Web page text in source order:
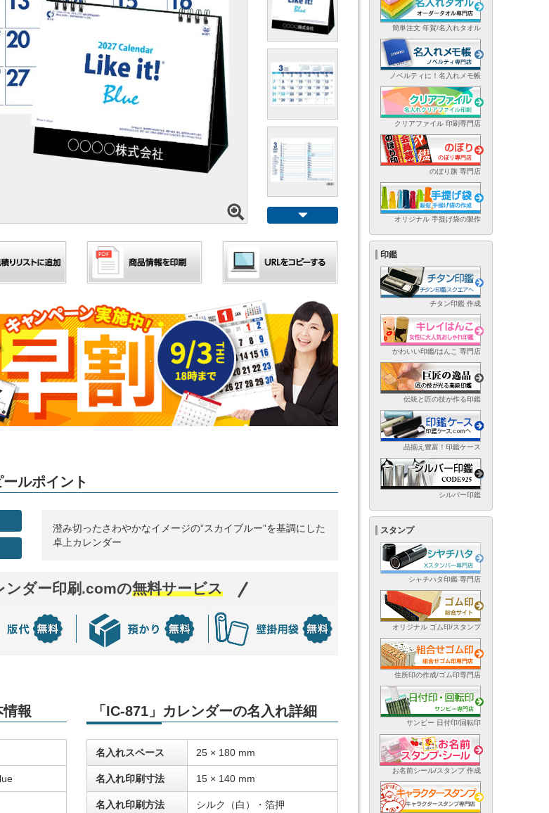
ルポイント
澄み切ったさわやかなイメージの”スカイブルー”を基調にした
卓上カレンダー
ンダー印刷.comの無料サービス
情報 「IC-871」カレンダーの名入れ詳細
名入れスペース 25 × 180 mm
名入れ印刷寸法 15 × 140 mm
名入れ印刷方法 シルク（白）・箔押
簡単注文 年賀/名入れタオル
ノベルティに！名入れメモ帳
クリアファイル 印刷専門店
のぼり旗 専門店
オリジナル 手提げ袋の製作
印鑑
チタン印鑑 作成
かわいい印鑑/はんこ 専門店
伝統と匠の技が作る印鑑
品揃え豊富！印鑑ケース
シルバー印鑑
スタンプ
シャチハタ印鑑 専門店
オリジナル ゴム印/スタンプ
住所印の作成/ゴム印専門店
サンビー 日付印/回転印
お名前シール/スタンプ 作成